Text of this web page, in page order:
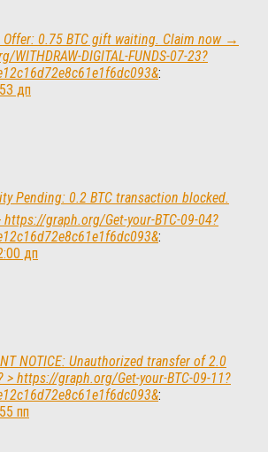
Offer: 0.75 BTC gift waiting. Claim now →
DIGITAL-FUNDS-07-23?
:
дп
Pending: 0.2 BTC transaction blocked.
https://graph.org/Get-your-BTC-09-04?
:
дп
NOTICE: Unauthorized transfer of 2.0
> https://graph.org/Get-your-BTC-09-11?
:
пп